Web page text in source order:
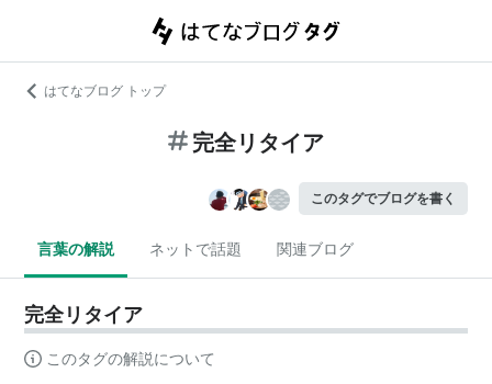
はてなブログ トップ
完全リタイア
このタグでブログを書く
言葉の解説 ネットで話題 関連ブログ
完全リタイア
このタグの解説について